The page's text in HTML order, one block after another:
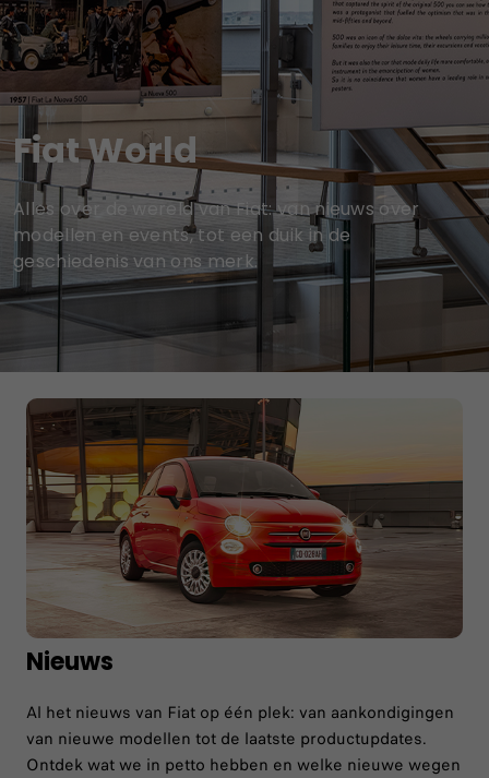
Fiat World
Alles over de wereld van Fiat: van nieuws over
modellen en events, tot een duik in de
geschiedenis van ons merk.
Nieuws
Al het nieuws van Fiat op één plek: van aankondigingen
van nieuwe modellen tot de laatste productupdates.
Ontdek wat we in petto hebben en welke nieuwe wegen